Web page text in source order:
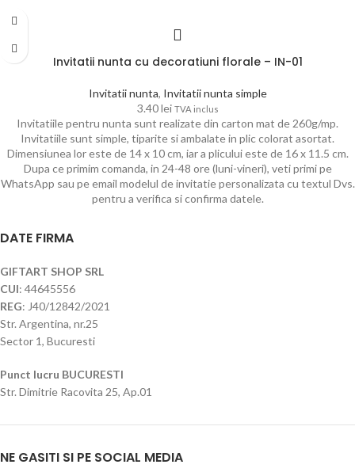
Invitatii nunta cu decoratiuni florale – IN-01
Invitatii nunta, Invitatii nunta simple
3.40lei TVA inclus
Invitatiile pentru nunta sunt realizate din carton mat de 260g/mp.
Invitatiile sunt simple, tiparite si ambalate in plic colorat asortat.
Dimensiunea lor este de 14 x 10 cm, iar a plicului este de 16 x 11.5 cm.
Dupa ce primim comanda, in 24-48 ore (luni-vineri), veti primi pe
WhatsApp sau pe email modelul de invitatie personalizata cu textul Dvs.
pentru a verifica si confirma datele.
DATE FIRMA
GIFTART SHOP SRL
CUI: 44645556
REG: J40/12842/2021
Str. Argentina, nr.25
Sector 1, Bucuresti
Punct lucru BUCURESTI
Str. Dimitrie Racovita 25, Ap.01
NE GASITI SI PE SOCIAL MEDIA